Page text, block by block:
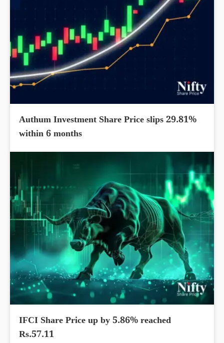
Authum Investment Share Price slips 29.81%
within 6 months
IFCI Share Price up by 5.86% reached
Rs.57.11